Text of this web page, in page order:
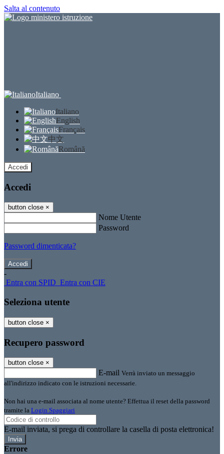
Salta al contenuto
Italiano
Italiano
English
Français
中文
Română
Accedi
Accedi
button close ×
Nome Utente
Password
Password dimenticata?
-
Entra con SPID Entra con CIE
Seleziona utente
button close ×
Recupero password
button close ×
E-mail Verrà inviato un messaggio
all'indirizzo indicato con le istruzioni necessarie.
Non hai una e-mail associata al nome utente? Effettua il reset della password
tramite la Login Spaggiari
E-mail inviata, si prega di controllare la casella di posta elettronica!
Errore